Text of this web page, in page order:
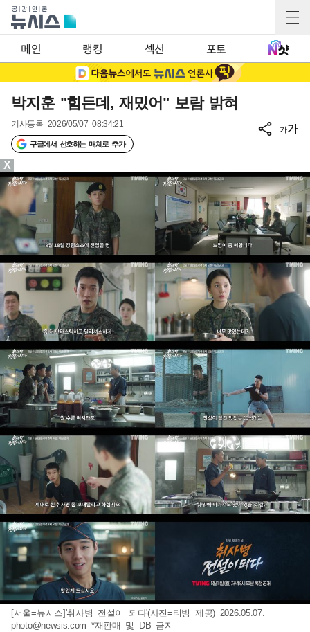
메인 랭킹 섹션 포토
박지훈 "힘든데, 재밌어" 보람 밝혀
기사등록 2026/05/07 08:34:21
구글에서 선호하는 매체로 추가
가가
[서울=뉴시스]'취사병 전설이 되다'(사진=티빙 제공) 2026.05.07.
photo@newsis.com *재판매 및 DB 금지
X